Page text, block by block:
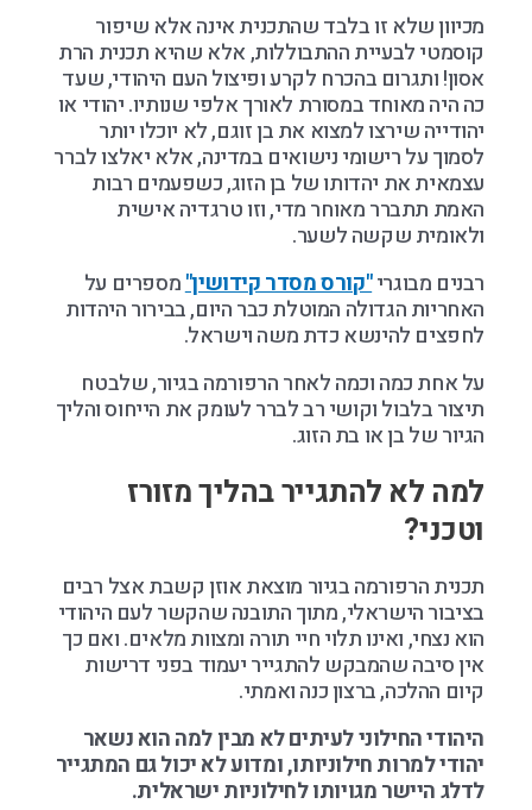
מכיוון שלא זו בלבד שהתכנית אינה אלא שיפור
קוסמטי לבעיית ההתבוללות, אלא שהיא תכנית הרת
אסון! ותגרום בהכרח לקרע ופיצול העם היהודי, שעד
כה היה מאוחד במסורת לאורך אלפי שנותיו. יהודי או
יהודייה שירצו למצוא את בן זוגם, לא יוכלו יותר
לסמוך על רישומי נישואים במדינה, אלא יאלצו לברר
עצמאית את יהדותו של בן הזוג, כשפעמים רבות
האמת תתברר מאוחר מדי, וזו טרגדיה אישית
ולאומית שקשה לשער.
רבנים מבוגרי"קורס מסדר קידושין"מספרים על
האחריות הגדולה המוטלת כבר היום, בבירור היהדות
לחפצים להינשא כדת משה וישראל.
על אחת כמה וכמה לאחר הרפורמה בגיור, שלבטח
תיצור בלבול וקושי רב לברר לעומק את הייחוס והליך
הגיור של בן או בת הזוג.
למה לא להתגייר בהליך מזורז
וטכני?
תכנית הרפורמה בגיור מוצאת אוזן קשבת אצל רבים
בציבור הישראלי, מתוך התובנה שהקשר לעם היהודי
הוא נצחי, ואינו תלוי חיי תורה ומצוות מלאים. ואם כך
אין סיבה שהמבקש להתגייר יעמוד בפני דרישות
קיום ההלכה, ברצון כנה ואמתי.
היהודי החילוני לעיתים לא מבין למה הוא נשאר
יהודי למרות חילוניותו, ומדוע לא יכול גם המתגייר
לדלג היישר מגויותו לחילוניות ישראלית.